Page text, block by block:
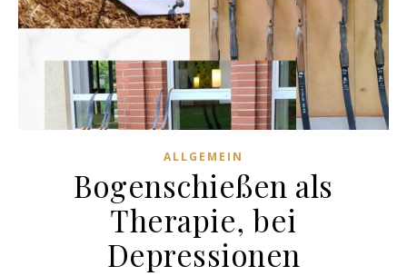
ALLGEMEIN
Bogenschießen als
Therapie, bei
Depressionen